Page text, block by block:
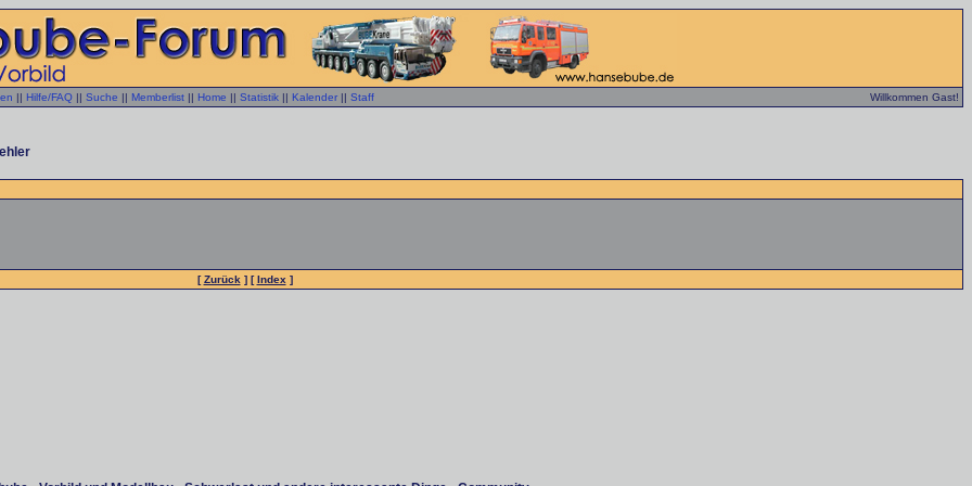
|| Hilfe/FAQ || Suche || Memberlist || Home || Statistik || Kalender || Staff Willkommen Gast!
[Zurück ] [Index ]